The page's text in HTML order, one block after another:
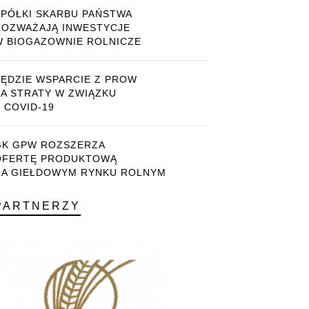
SKARBU PAŃSTWA
INWESTYCJE
BIOGAZOWNIE ROLNICZE
WSPARCIE Z PROW
STRATY W ZWIĄZKU
COVID-19
GPW ROZSZERZA
PRODUKTOWĄ
GIEŁDOWYM RYNKU ROLNYM